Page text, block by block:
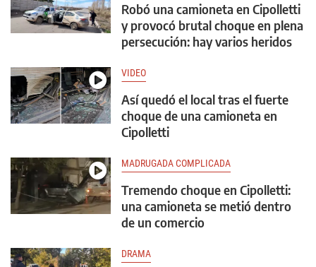
Robó una camioneta en Cipolletti
y provocó brutal choque en plena
persecución: hay varios heridos
VIDEO
Así quedó el local tras el fuerte
choque de una camioneta en
Cipolletti
MADRUGADA COMPLICADA
Tremendo choque en Cipolletti:
una camioneta se metió dentro
de un comercio
DRAMA